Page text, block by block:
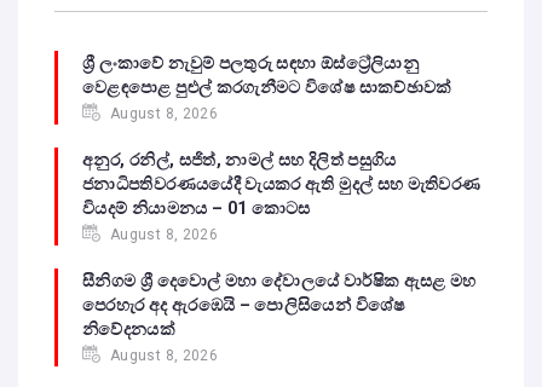
ශ්‍රී ලංකාවේ නැවුම් පලතුරු සඳහා ඕස්ට්‍රේලියානු
වෙළඳපොළ පුළුල් කරගැනීමට විශේෂ සාකච්ඡාවක්
August 8, 2026
අනුර, රනිල්, සජිත්, නාමල් සහ දිලිත් පසුගිය
ජනාධිපතිවරණයයේදී වැයකර ඇති මුදල් සහ මැතිවරණ
වියදම් නියාමනය – 01 කොටස
August 8, 2026
සීනිගම ශ්‍රී දෙවොල් මහා දේවාලයේ වාර්ෂික ඇසළ මහ
පෙරහැර අද ඇරඹෙයි – පොලිසියෙන් විශේෂ
නිවේදනයක්
August 8, 2026